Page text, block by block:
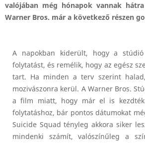
valójában még hónapok vannak
Warner Bros. már a következő részen
A napokban kiderült, hogy a
folytatást, és remélik, hogy az egész
tart. Ha minden a terv szerint
mozivászonra kerül. A Warner Bros.
a film miatt, hogy már el is
folytatáshoz, bár pontos dátumokat
Suicide Squad tényleg akkora siker
mindenki számít, valószínűleg a